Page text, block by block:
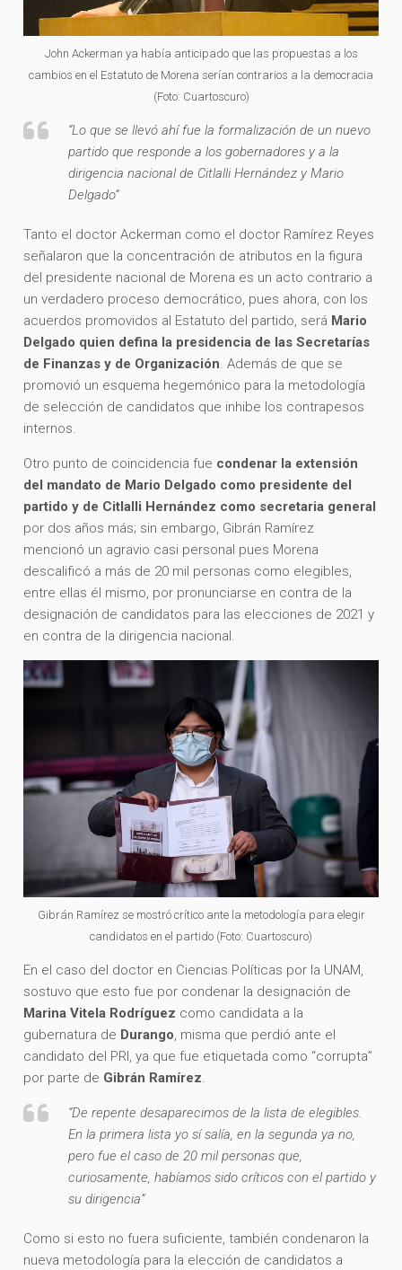
John Ackerman ya había anticipado que las propuestas a los
cambios en el Estatuto de Morena serían contrarios a la democracia
(Foto: Cuartoscuro)
“Lo que se llevó ahí fue la formalización de un nuevo
partido que responde a los gobernadores y a la
dirigencia nacional de Citlalli Hernández y Mario
Delgado”
Tanto el doctor Ackerman como el doctor Ramírez Reyes
señalaron que la concentración de atributos en la figura
del presidente nacional de Morena es un acto contrario a
un verdadero proceso democrático, pues ahora, con los
acuerdos promovidos al Estatuto del partido, será Mario
Delgado quien defina la presidencia de las Secretarías
de Finanzas y de Organización. Además de que se
promovió un esquema hegemónico para la metodología
de selección de candidatos que inhibe los contrapesos
internos.
Otro punto de coincidencia fue condenar la extensión
del mandato de Mario Delgado como presidente del
partido y de Citlalli Hernández como secretaria general
por dos años más; sin embargo, Gibrán Ramírez
mencionó un agravio casi personal pues Morena
descalificó a más de 20 mil personas como elegibles,
entre ellas él mismo, por pronunciarse en contra de la
designación de candidatos para las elecciones de 2021 y
en contra de la dirigencia nacional.
Gibrán Ramírez se mostró crítico ante la metodología para elegir
candidatos en el partido (Foto: Cuartoscuro)
En el caso del doctor en Ciencias Políticas por la UNAM,
sostuvo que esto fue por condenar la designación de
Marina Vitela Rodríguez como candidata a la
gubernatura de Durango, misma que perdió ante el
candidato del PRI, ya que fue etiquetada como “corrupta”
por parte de Gibrán Ramírez.
“De repente desaparecimos de la lista de elegibles.
En la primera lista yo sí salía, en la segunda ya no,
pero fue el caso de 20 mil personas que,
curiosamente, habíamos sido críticos con el partido y
su dirigencia”
Como si esto no fuera suficiente, también condenaron la
nueva metodología para la elección de candidatos a